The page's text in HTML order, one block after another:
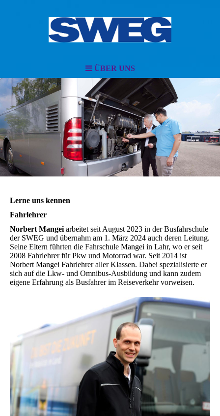
ÜBER UNS
Lerne uns kennen
Fahrlehrer
Norbert Mangei arbeitet seit August 2023 in der Busfahrschule
der SWEG und übernahm am 1. März 2024 auch deren Leitung.
Seine Eltern führten die Fahrschule Mangei in Lahr, wo er seit
2008 Fahrlehrer für Pkw und Motorrad war. Seit 2014 ist
Norbert Mangei Fahrlehrer aller Klassen. Dabei spezialisierte er
sich auf die Lkw- und Omnibus-Ausbildung und kann zudem
eigene Erfahrung als Busfahrer im Reiseverkehr vorweisen.